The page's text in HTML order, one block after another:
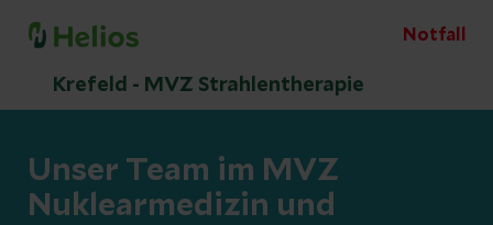
Notfall
Krefeld - MVZ Strahlentherapie
Unser Team im MVZ
Nuklearmedizin und